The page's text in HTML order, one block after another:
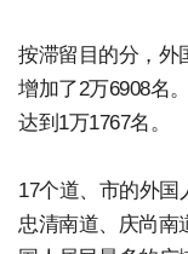
按滞留目的分，外
增加了2万6908名
达到1万1767名。
17个道、市的外国
忠清南道、庆尚南